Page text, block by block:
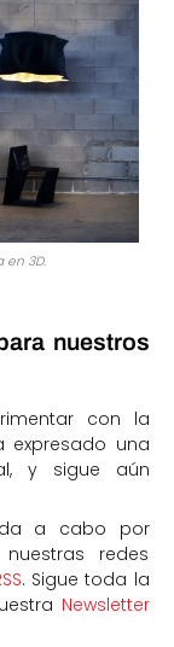
3D.
nuestros
con la
expresado una
y sigue aún
a cabo por
redes
. Sigue toda la
Newsletter